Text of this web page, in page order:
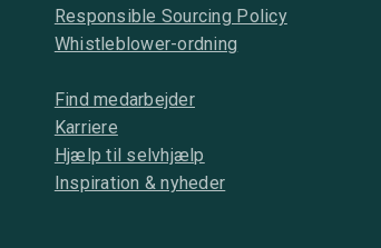
Responsible Sourcing Policy
Whistleblower-ordning
Find medarbejder
Karriere
Hjælp til selvhjælp
Inspiration & nyheder